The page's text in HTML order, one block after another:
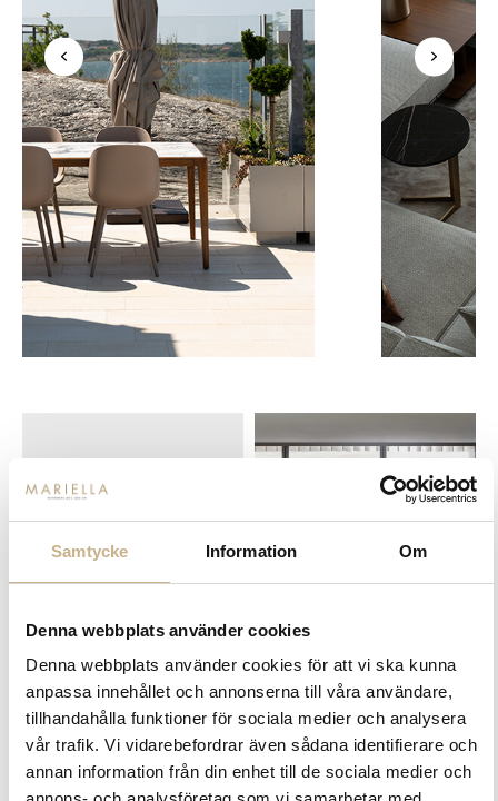
Samtycke Information Om
Denna webbplats använder cookies
Denna webbplats använder cookies för att vi ska kunna
anpassa innehållet och annonserna till våra användare,
tillhandahålla funktioner för sociala medier och analysera
vår trafik. Vi vidarebefordrar även sådana identifierare och
annan information från din enhet till de sociala medier och
VALNÖT
13.780 kr